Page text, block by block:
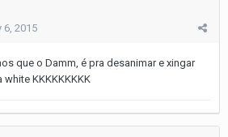
6, 2015
que o Damm, é pra desanimar e xingar
KKKKKKKKK